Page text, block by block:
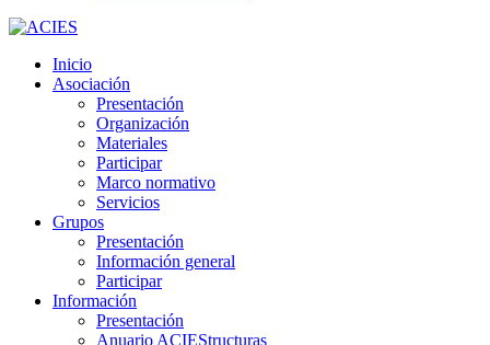
Inicio
Asociación
Presentación
Organización
Materiales
Participar
Marco normativo
Servicios
Grupos
Presentación
Información general
Participar
Información
Presentación
Anuario ACIEStructuras